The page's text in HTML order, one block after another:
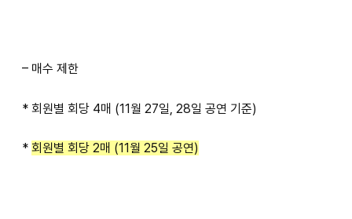
– 매수 제한
* 회원별 회당 4매 (11월 27일, 28일 공연 기준)
* 회원별 회당 2매 (11월 25일 공연)